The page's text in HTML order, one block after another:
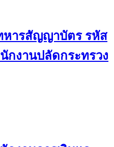
หารสัญญาบัตร รหัส
กงานปลัดกระทรวง